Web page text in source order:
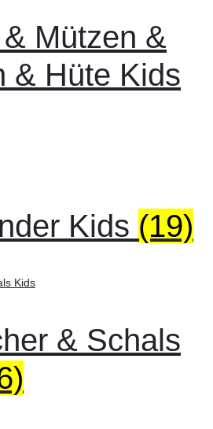
Mützen &
& Hüte Kids
Kids (19)
& Schals